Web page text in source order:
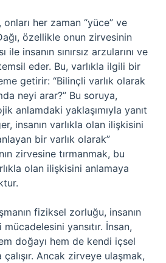
her zaman “yüce” ve
özellikle onun zirvesinin
ile insanın sınırsız arzularını ve
eder. Bu, varlıkla ilgili bir
getirir: “Bilinçli varlık olarak
neyi arar?” Bu soruya,
anlamdaki yaklaşımıyla yanıt
insanın varlıkla olan ilişkisini
bir varlık olarak”
zirvesine tırmanmak, bu
olan ilişkisini anlamaya
fiziksel zorluğu, insanın
yansıtır. İnsan,
doğayı hem de kendi içsel
çalışır. Ancak zirveye ulaşmak,